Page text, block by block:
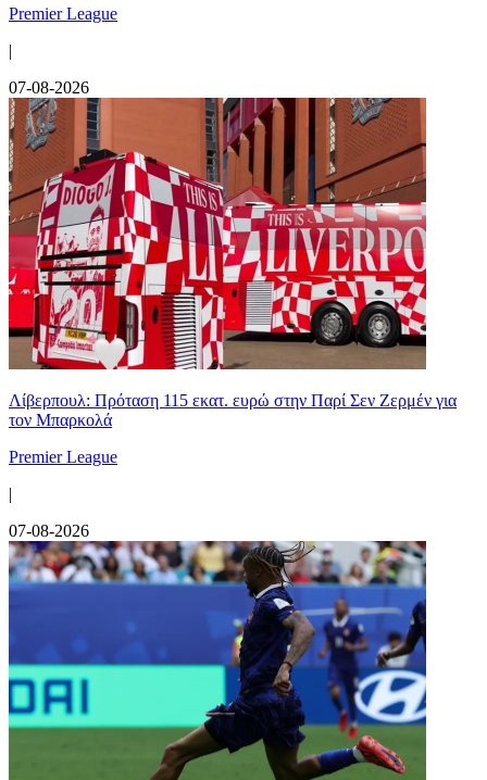
Premier League
|
07-08-2026
Λίβερπουλ: Πρόταση 115 εκατ. ευρώ στην Παρί Σεν Ζερμέν για
τον Μπαρκολά
Premier League
|
07-08-2026